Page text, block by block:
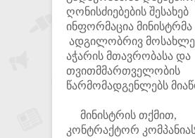
ღონისძიებების შესახებ
ინფორმაცია მინისტრმა
ადგილობრივ
აჭარის მთავრობასა და
თვითმმართველობის
წარმომადგენლებს
მინისტრის თქმით,
კონტრაქტორ